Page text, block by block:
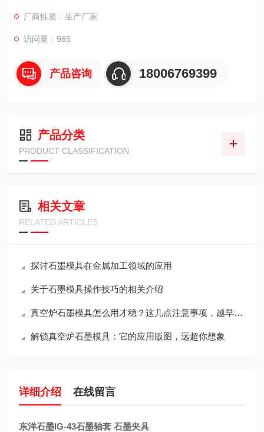
厂商性质：生产厂家
访问量：985
产品咨询 18006769399
产品分类
PRODUCT CLASSIFICATION
相关文章
RELATED ARTICLES
探讨石墨模具在金属加工领域的应用
关于石墨模具操作技巧的相关介绍
真空炉石墨模具怎么用才稳？这几点注意事项，越早知道越省心
解锁真空炉石墨模具：它的应用版图，远超你想象
详细介绍 在线留言
东洋石墨IG-43石墨轴套 石墨夹具